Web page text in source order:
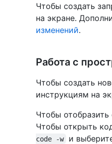
Чтобы создать
на экране.
изменений.
Работа с
Чтобы создать
инструкциям на
Чтобы
Чтобы открыть
code -w
и